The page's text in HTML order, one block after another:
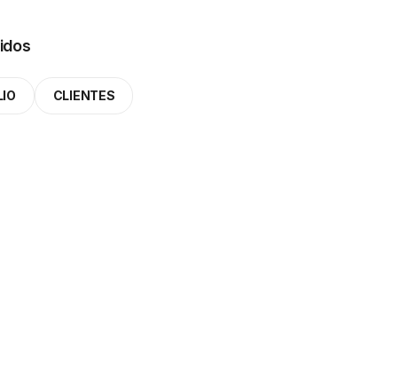
CLIENTES